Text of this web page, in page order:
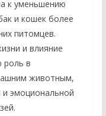
к уменьшению
и кошек более
питомцев.
и влияние
роль в
животным,
эмоциональной